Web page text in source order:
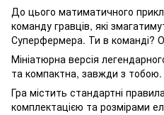
До цього матиматичного
команду гравців, які
Суперфермера. Ти в команді?
Мініатюрна версія
та компактна, завжди з тобою.
Гра містить стандартні
комплектацією та розмірами